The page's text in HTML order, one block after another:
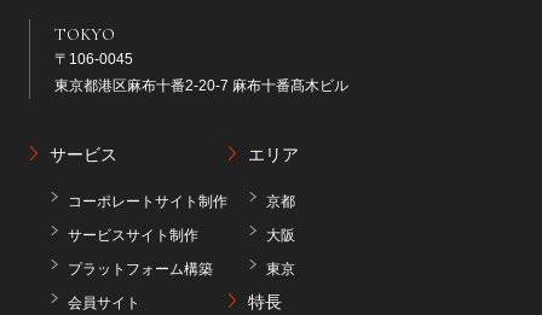
TOKYO
〒106-0045
東京都港区麻布十番2-20-7 麻布十番髙木ビル
サービス
コーポレートサイト制作
サービスサイト制作
プラットフォーム構築
会員サイト
エリア
京都
大阪
東京
特長